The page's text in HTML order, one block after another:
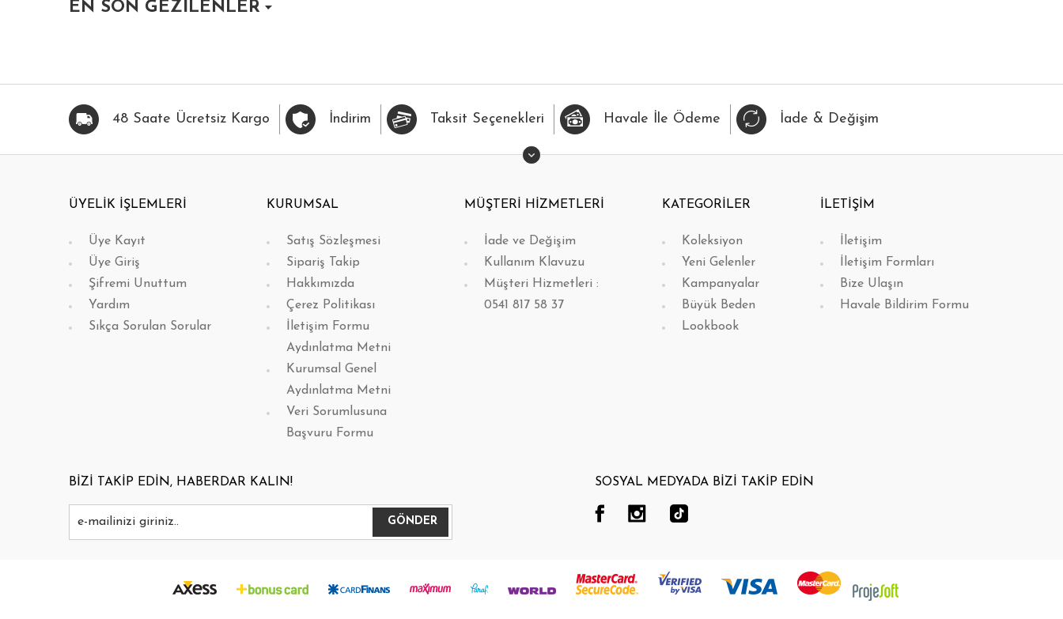
HIZLI BAK FAVORİLERİME EKLE HIZLI BAK FAVORİLERİME EKLE HIZLI BAK FAVORİLERİME EKLE HIZLI BAK FAVORİLERİME EKLE HIZLI BAK
EN SON GEZİLENLER
48 Saate Ücretsiz Kargo İndirim Taksit Seçenekleri Havale İle Ödeme İade & Değişim
ÜYELİK İŞLEMLERİ
Üye Kayıt
Üye Giriş
Şifremi Unuttum
Yardım
Sıkça Sorulan Sorular
KURUMSAL
Satış Sözleşmesi
Sipariş Takip
Hakkımızda
Çerez Politikası
İletişim Formu
Aydınlatma Metni
Kurumsal Genel
Aydınlatma Metni
Veri Sorumlusuna
Başvuru Formu
MÜŞTERİ HİZMETLERİ
İade ve Değişim
Kullanım Klavuzu
Müşteri Hizmetleri :
0541 817 58 37
KATEGORİLER
Koleksiyon
Yeni Gelenler
Kampanyalar
Büyük Beden
Lookbook
İLETİŞİM
İletişim
İletişim Formları
Bize Ulaşın
Havale Bildirim Formu
BİZİ TAKİP EDİN, HABERDAR KALIN! SOSYAL MEDYADA BİZİ TAKİP EDİN